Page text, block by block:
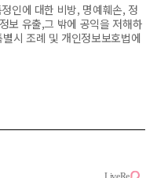
인에 대한 비방, 명예훼손, 정
보 유출,그 밖에 공익을 저해하
시 조례 및 개인정보보호법에